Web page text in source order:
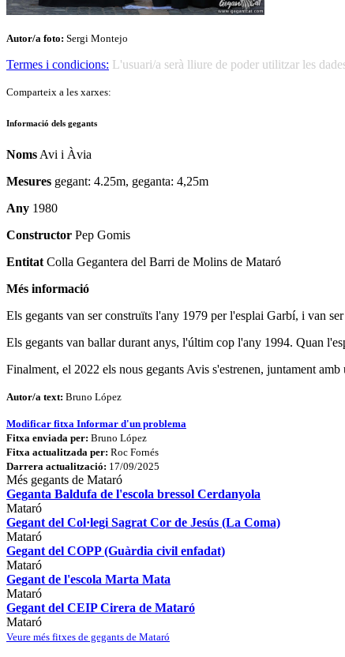
Autor/a foto: Sergi Montejo
Termes i condicions: L'usuari/a serà lliure de poder utilitzar les
Comparteix a les xarxes:
Informació dels gegants
Noms Avi i Àvia
Mesures gegant: 4.25m, geganta: 4,25m
Any 1980
Constructor Pep Gomis
Entitat Colla Gegantera del Barri de Molins de Mataró
Més informació
Els gegants van ser construïts l'any 1979 per l'esplai Garbí, i van ser
Els gegants van ballar durant anys, l'últim cop l'any 1994. Quan
Finalment, el 2022 els nous gegants Avis s'estrenen, juntament
Autor/a text: Bruno López
Modificar fitxa Informar d'un problema
Fitxa enviada per: Bruno López
Fitxa actualitzada per: Roc Fornés
Darrera actualització: 17/09/2025
Més gegants de Mataró
Geganta Baldufa de l'escola bressol Cerdanyola
Mataró
Gegant del Col·legi Sagrat Cor de Jesús (La Coma)
Mataró
Gegant del COPP (Guàrdia civil enfadat)
Mataró
Gegant de l'escola Marta Mata
Mataró
Gegant del CEIP Cirera de Mataró
Mataró
Veure més fitxes de gegants de Mataró